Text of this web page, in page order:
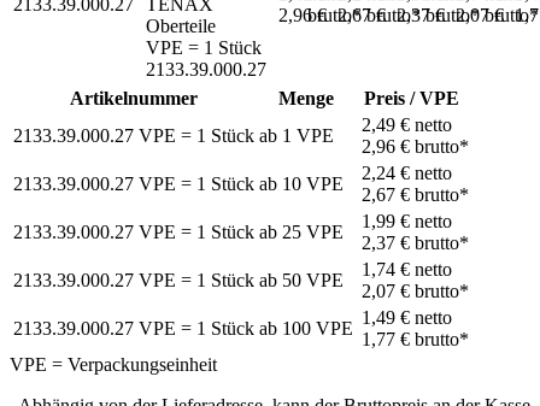
Oberteile
VPE = 1 Stück
2133.39.000.27
2,96 €brutto*2,67 €brutto*2,37 €brutto*2,07 €brutto*
Artikelnummer Menge
Preis / VPE
2133.39.000.27 VPE = 1 Stück ab 1 VPE
2,49 €netto
2,96 €brutto*
2133.39.000.27 VPE = 1 Stück ab 10 VPE
2,24 €netto
2,67 €brutto*
2133.39.000.27 VPE = 1 Stück ab 25 VPE
1,99 €netto
2,37 €brutto*
2133.39.000.27 VPE = 1 Stück ab 50 VPE
1,74 €netto
2,07 €brutto*
2133.39.000.27 VPE = 1 Stück ab 100 VPE
1,49 €netto
1,77 €brutto*
VPE = Verpackungseinheit